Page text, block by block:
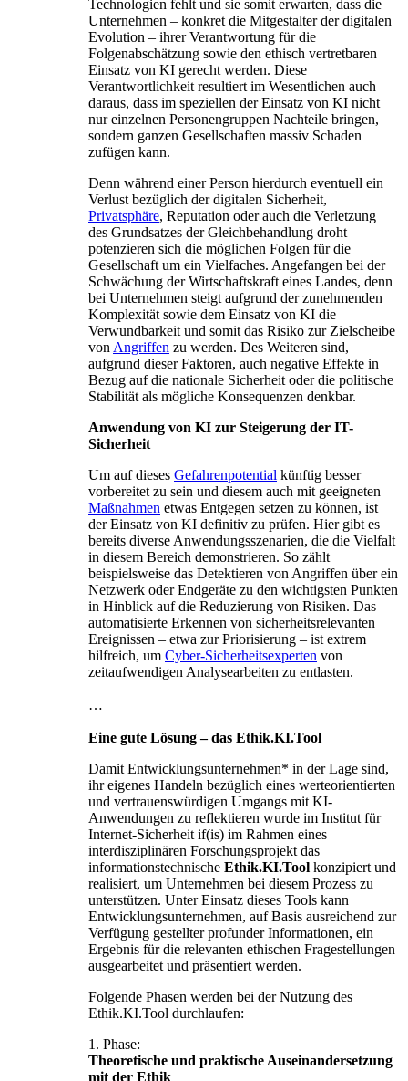
Technologien fehlt und sie somit erwarten, dass die
Unternehmen – konkret die Mitgestalter der digitalen
Evolution – ihrer Verantwortung für die
Folgenabschätzung sowie den ethisch vertretbaren
Einsatz von KI gerecht werden. Diese
Verantwortlichkeit resultiert im Wesentlichen auch
daraus, dass im speziellen der Einsatz von KI nicht
nur einzelnen Personengruppen Nachteile bringen,
sondern ganzen Gesellschaften massiv Schaden
zufügen kann.
Denn während einer Person hierdurch eventuell ein
Verlust bezüglich der digitalen Sicherheit,
Privatsphäre, Reputation oder auch die Verletzung
des Grundsatzes der Gleichbehandlung droht
potenzieren sich die möglichen Folgen für die
Gesellschaft um ein Vielfaches. Angefangen bei der
Schwächung der Wirtschaftskraft eines Landes, denn
bei Unternehmen steigt aufgrund der zunehmenden
Komplexität sowie dem Einsatz von KI die
Verwundbarkeit und somit das Risiko zur Zielscheibe
vonAngriffen zu werden. Des Weiteren sind,
aufgrund dieser Faktoren, auch negative Effekte in
Bezug auf die nationale Sicherheit oder die politische
Stabilität als mögliche Konsequenzen denkbar.
Anwendung von KI zur Steigerung der IT-
Sicherheit
Um auf dieses Gefahrenpotential künftig besser
vorbereitet zu sein und diesem auch mit geeigneten
Maßnahmen etwas Entgegen setzen zu können, ist
der Einsatz von KI definitiv zu prüfen. Hier gibt es
bereits diverse Anwendungsszenarien, die die Vielfalt
in diesem Bereich demonstrieren. So zählt
beispielsweise das Detektieren von Angriffen über ein
Netzwerk oder Endgeräte zu den wichtigsten Punkten
in Hinblick auf die Reduzierung von Risiken. Das
automatisierte Erkennen von sicherheitsrelevanten
Ereignissen – etwa zur Priorisierung – ist extrem
hilfreich, um Cyber-Sicherheitsexperten von
zeitaufwendigen Analysearbeiten zu entlasten.
…
Eine gute Lösung – das Ethik.KI.Tool
Damit Entwicklungsunternehmen* in der Lage sind,
ihr eigenes Handeln bezüglich eines werteorientierten
und vertrauenswürdigen Umgangs mit KI-
Anwendungen zu reflektieren wurde im Institut für
Internet-Sicherheit if(is) im Rahmen eines
interdisziplinären Forschungsprojekt das
informationstechnische Ethik.KI.Tool konzipiert und
realisiert, um Unternehmen bei diesem Prozess zu
unterstützen. Unter Einsatz dieses Tools kann
Entwicklungsunternehmen, auf Basis ausreichend zur
Verfügung gestellter profunder Informationen, ein
Ergebnis für die relevanten ethischen Fragestellungen
ausgearbeitet und präsentiert werden.
Folgende Phasen werden bei der Nutzung des
Ethik.KI.Tool durchlaufen:
1. Phase:
Theoretische und praktische Auseinandersetzung
mit der Ethik